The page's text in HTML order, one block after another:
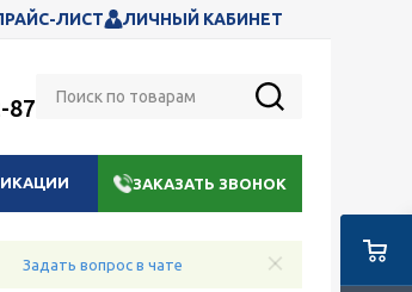
ЛИСТ ЛИЧНЫЙ КАБИНЕТ
87
ЗАКАЗАТЬ ЗВОНОК
Задать вопрос в чате